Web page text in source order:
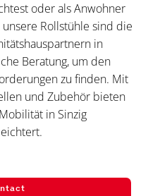
oder als Anwohner
Rollstühle sind die
in
Beratung, um den
zu finden. Mit
und Zubehör bieten
in Sinzig